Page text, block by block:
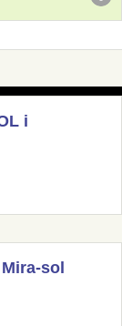
i
sol